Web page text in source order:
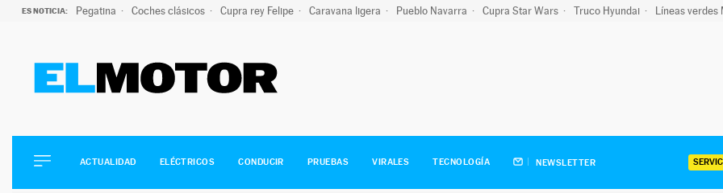
ES NOTICIA: Pegatina Coches clásicos Cupra rey Felipe Caravana ligera Pueblo Navarra Cupra Star Wars Truco Hyundai Líneas verdes
ELÉCTRICOS
CONDUCIR
ACTUALIDAD ELÉCTRICOS CONDUCIR PRUEBAS VIRALES TECNOLOGÍA NEWSLETTER